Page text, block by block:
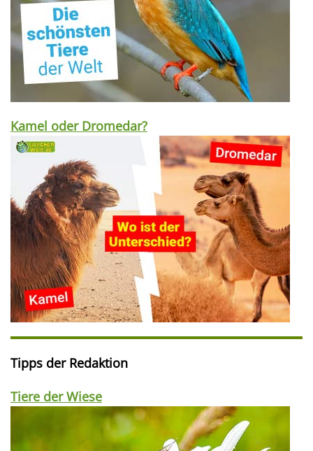
Kamel oder Dromedar?
Tipps der Redaktion
Tiere der Wiese